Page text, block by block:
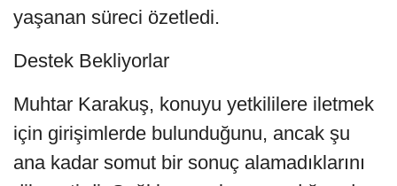
yaşanan süreci özetledi.
Destek Bekliyorlar
Muhtar Karakuş, konuyu yetkililere iletmek
için girişimlerde bulunduğunu, ancak şu
ana kadar somut bir sonuç alamadıklarını